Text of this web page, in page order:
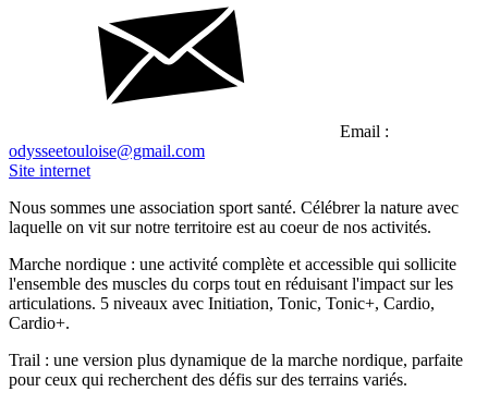
Email :
odysseetouloise@gmail.com
Site internet
Nous sommes une association sport santé. Célébrer la nature avec
laquelle on vit sur notre territoire est au coeur de nos activités.
Marche nordique : une activité complète et accessible qui sollicite
l'ensemble des muscles du corps tout en réduisant l'impact sur les
articulations. 5 niveaux avec Initiation, Tonic, Tonic+, Cardio,
Cardio+.
Trail : une version plus dynamique de la marche nordique, parfaite
pour ceux qui recherchent des défis sur des terrains variés.